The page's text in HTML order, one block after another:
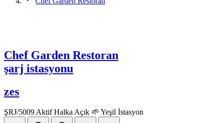
Chef Garden Restoran
şarj istasyonu
zes
ŞRJ/5009AktifHalka Açık 🌱 Yeşil İstasyon